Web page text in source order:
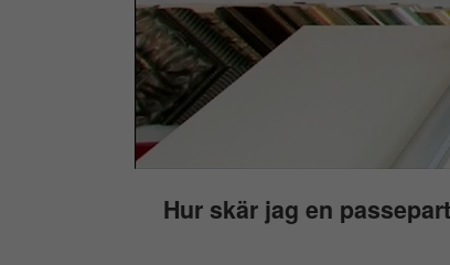
Hur skär jag en